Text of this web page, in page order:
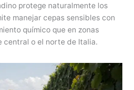
protege naturalmente los
manejar cepas sensibles con
químico que en zonas
central o el norte de Italia.